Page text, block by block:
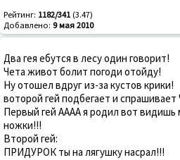
Рейтинг: 1182/341 (3.47)
Добавлено: 9 мая 2010
Два гея ебутся в лесу один говорит!
Чета живот болит погоди отойду!
Ну отошел вдруг из-за кустов крики!
воторой гей подбегает и спрашивает
Первый гей АААА я родил вот видишь
ножки!!!
Второй гей:
ПРИДУРОК ты на лягушку насрал!!!